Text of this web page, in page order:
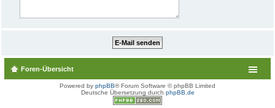
Foren-Übersicht
Powered by phpBB® Forum Software © phpBB Limited
Deutsche Übersetzung durch phpBB.de